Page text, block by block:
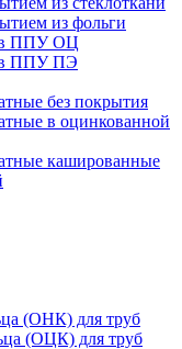
из фольги
ППУ ОЦ
ППУ ПЭ
без покрытия
в оцинкованной
кашированные
(ОНК) для труб
(ОЦК) для труб